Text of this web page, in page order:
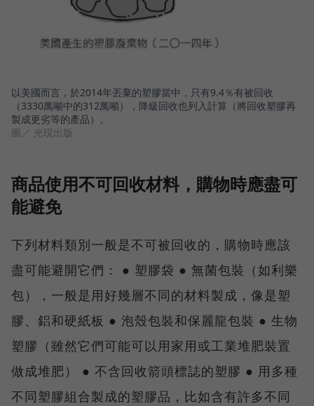
以美國而言，於2014年丟棄的塑膠當中，只有9.4％有被回收
（3330萬噸中的312萬噸），降級回收也列入計算（將回收塑膠再
製成更劣等的產品）。
圖／ 光現出版
商品使用不可回收材料，購物時應盡可
能避免
下列材料類別一般是不可被回收的，購物時應該
盡可能避開它們： ● 塑膠袋 ● 無菌包裝（如利樂
包），一般是用好幾層不同的材料製成，像是塑
膠、鋁和硬紙板 ● 泡殼包裝和保麗龍包裝 ● 生物
塑膠（雖然它們可能可以用家用或工業堆肥裝置
做成堆肥） ● 不含回收箭頭標誌的塑膠 ● 用多種
不同塑膠組合製成的塑膠品，比如含有許多不同